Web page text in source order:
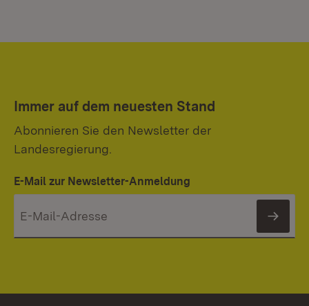
Immer auf dem neuesten Stand
Abonnieren Sie den Newsletter der
Landesregierung.
E-Mail zur Newsletter-Anmeldung